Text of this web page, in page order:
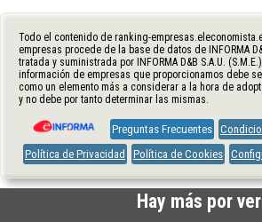
Todo el contenido de ranking-
empresas procede de la base de datos de INFORMA
tratada y suministrada por INFORMA D&B S.A.U.
información de empresas que proporcionamos debe
como un elemento más a considerar a la hora de
y no debe por tanto determinar las mismas.
Preguntas Frecuentes
Política de Privacidad
Política de Cookies
Hay más por ver